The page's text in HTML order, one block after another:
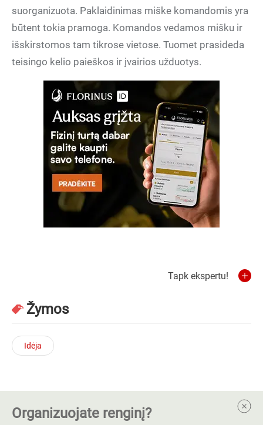
suorganizuota. Paklaidinimas miške komandomis yra
būtent tokia pramoga. Komandos vedamos mišku ir
išskirstomos tam tikrose vietose. Tuomet prasideda
teisingo kelio paieškos ir įvairios užduotys.
Tapk ekspertu!
Žymos
Idėja
Organizuojate renginį?